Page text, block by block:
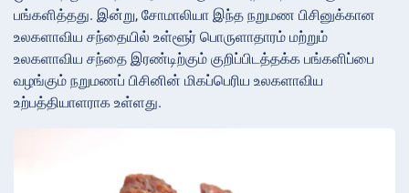
பங்களித்தது. இன்று, சோமாலியா இந்த நறுமண பிசினுக்கான
உலகளாவிய சந்தையில் உள்ளூர் பொருளாதாரம் மற்றும்
உலகளாவிய சந்தை இரண்டிற்கும் குறிப்பிடத்தக்க பங்களிப்பை
வழங்கும் நறுமணப் பிசினின் மிகப்பெரிய உலகளாவிய
உற்பத்தியாளராக உள்ளது.